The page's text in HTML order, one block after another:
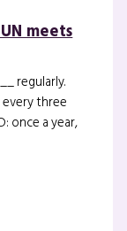
meets
regularly.
three
once a year,